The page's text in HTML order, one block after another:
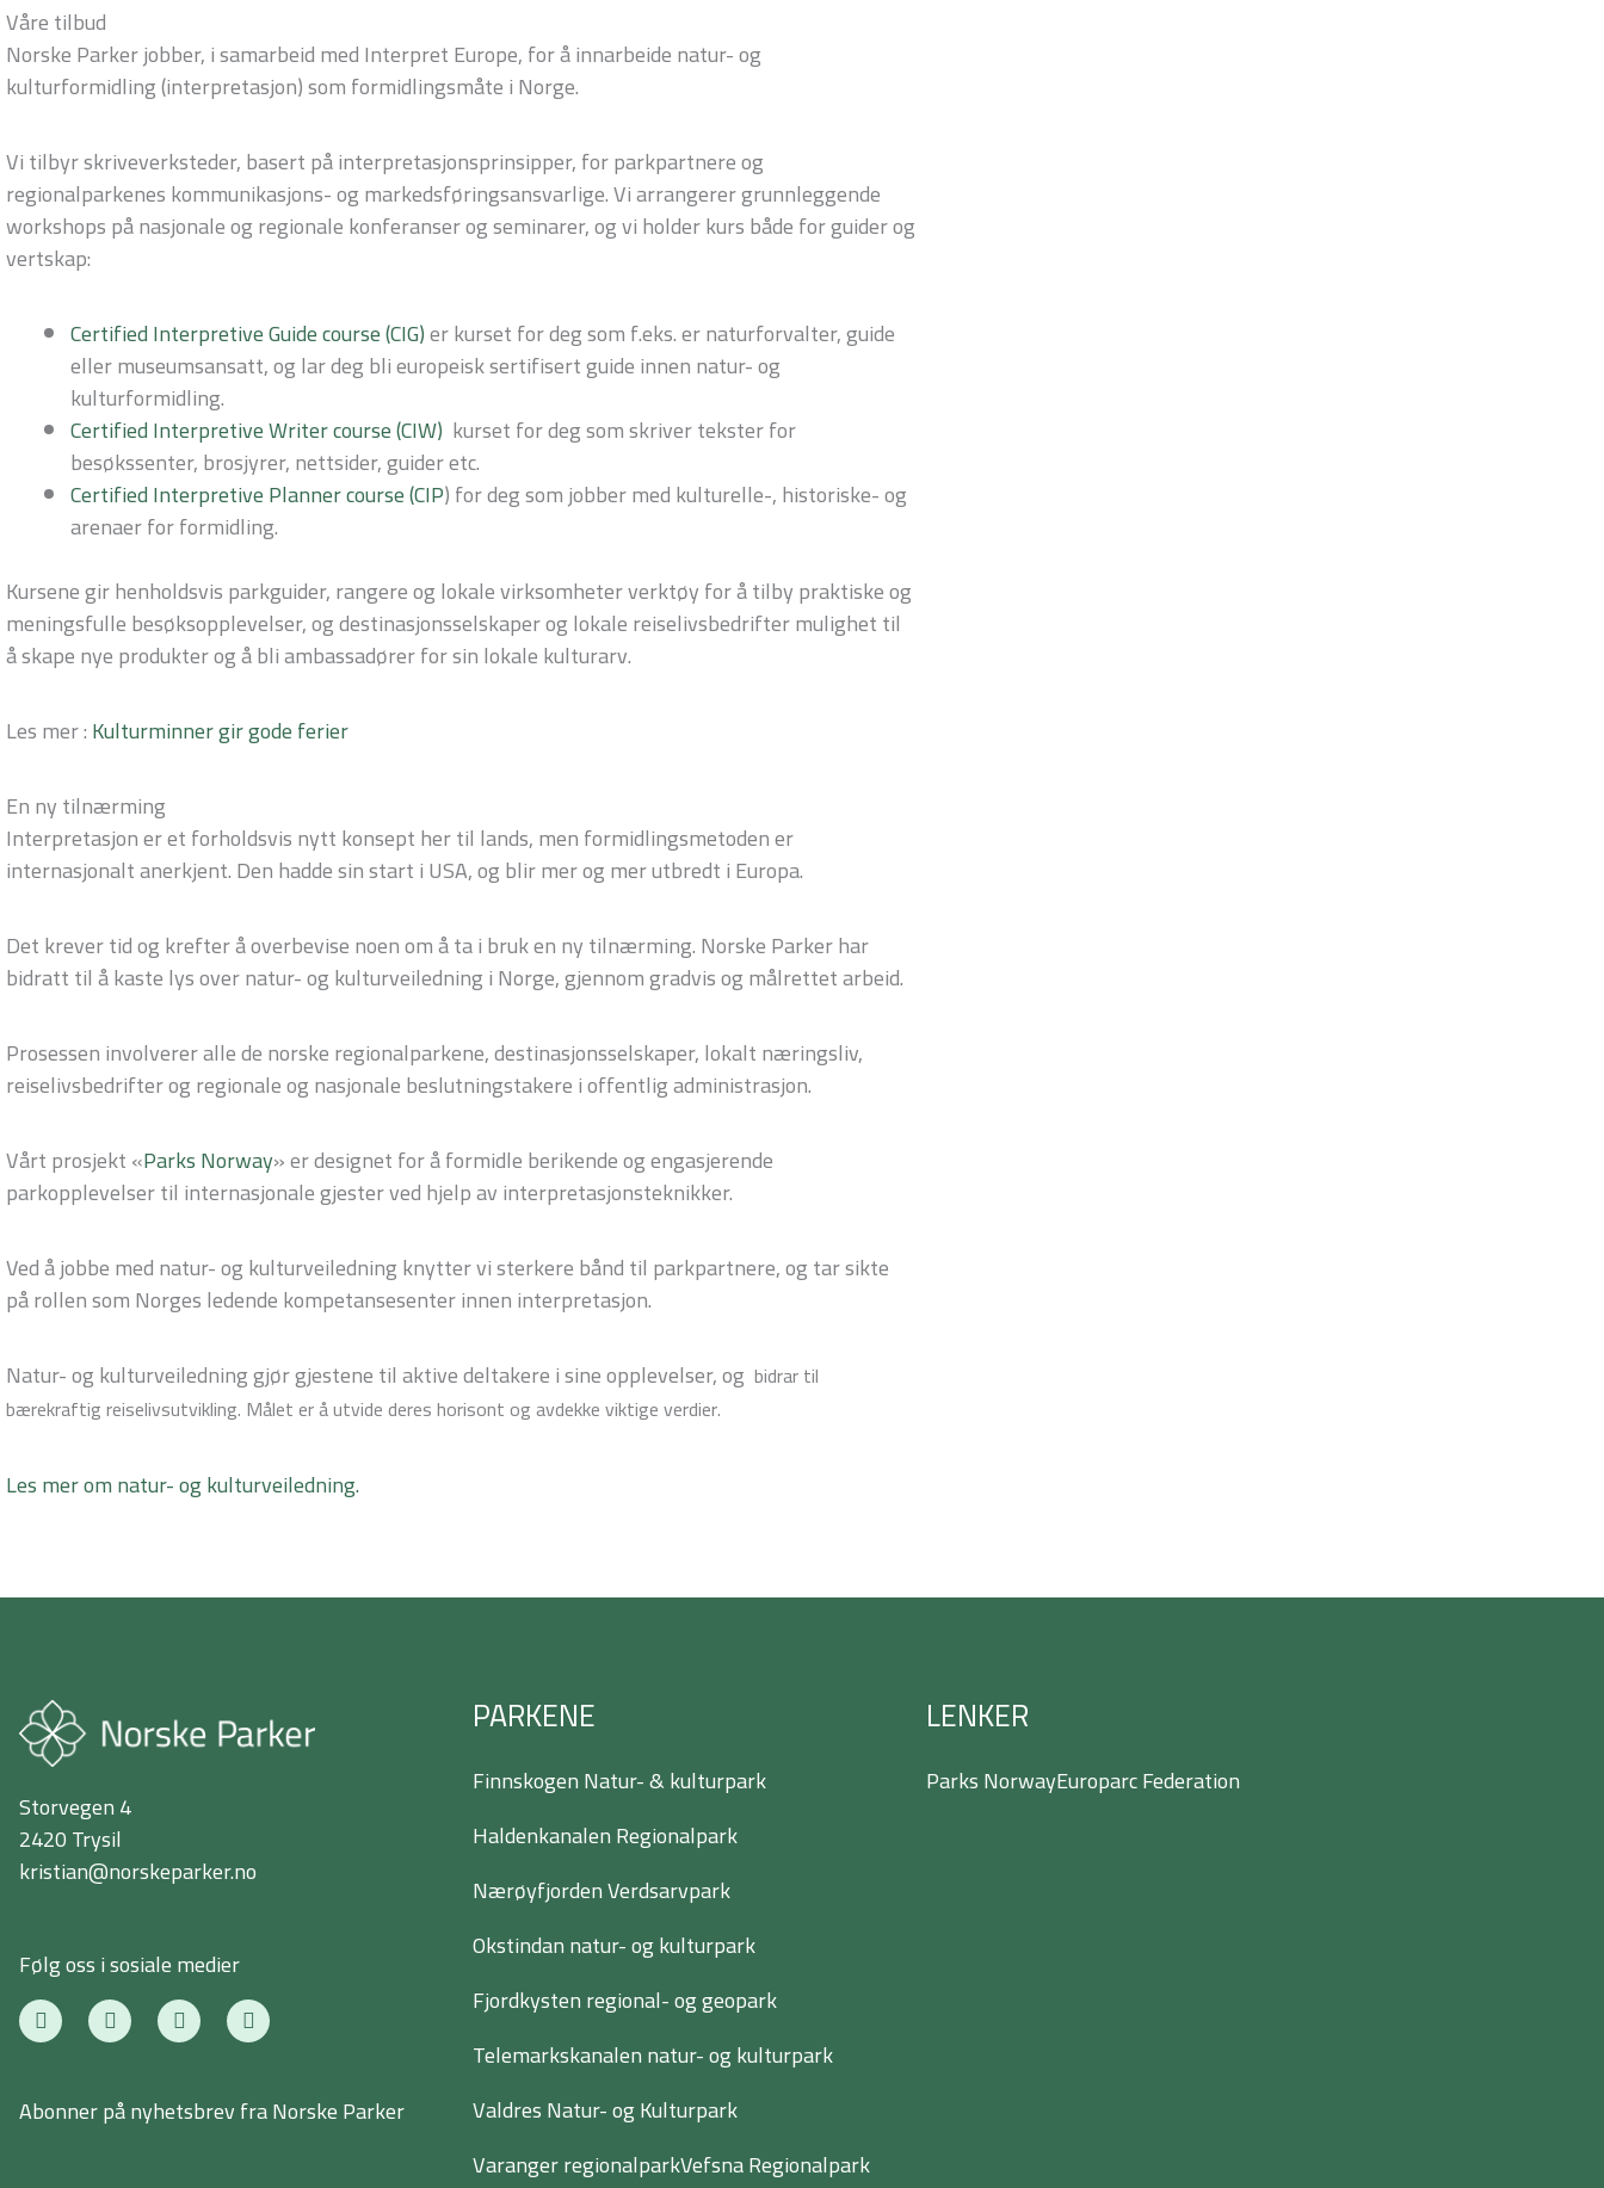
Våre tilbud
Norske Parker jobber, i samarbeid med Interpret Europe, for å innarbeide natur- og
kulturformidling (interpretasjon) som formidlingsmåte i Norge.
Vi tilbyr skriveverksteder, basert på interpretasjonsprinsipper, for parkpartnere og
regionalparkenes kommunikasjons- og markedsføringsansvarlige. Vi arrangerer grunnleggende
workshops på nasjonale og regionale konferanser og seminarer, og vi holder kurs både for guider og
vertskap:
Certified Interpretive Guide course (CIG)er kurset for deg som f.eks. er naturforvalter, guide
eller museumsansatt, og lar deg bli europeisk sertifisert guide innen natur- og
kulturformidling.
Certified Interpretive Writer course (CIW) kurset for deg som skriver tekster for
besøkssenter, brosjyrer, nettsider, guider etc.
Certified Interpretive Planner course (CIP) for deg som jobber med kulturelle-, historiske- og
arenaer for formidling.
Kursene gir henholdsvis parkguider, rangere og lokale virksomheter verktøy for å tilby praktiske og
meningsfulle besøksopplevelser, og destinasjonsselskaper og lokale reiselivsbedrifter mulighet til
å skape nye produkter og å bli ambassadører for sin lokale kulturarv.
Les mer :Kulturminner gir gode ferier
En ny tilnærming
Interpretasjon er et forholdsvis nytt konsept her til lands, men formidlingsmetoden er
internasjonalt anerkjent. Den hadde sin start i USA, og blir mer og mer utbredt i Europa.
Det krever tid og krefter å overbevise noen om å ta i bruk en ny tilnærming. Norske Parker har
bidratt til å kaste lys over natur- og kulturveiledning i Norge, gjennom gradvis og målrettet arbeid.
Prosessen involverer alle de norske regionalparkene, destinasjonsselskaper, lokalt næringsliv,
reiselivsbedrifter og regionale og nasjonale beslutningstakere i offentlig administrasjon.
Vårt prosjekt«Parks Norway» er designet for å formidle berikende og engasjerende
parkopplevelser til internasjonale gjester ved hjelp av interpretasjonsteknikker.
Ved å jobbe med natur- og kulturveiledning knytter vi sterkere bånd til parkpartnere, og tar sikte
på rollen som Norges ledende kompetansesenter innen interpretasjon.
Natur- og kulturveiledning gjør gjestene til aktive deltakere i sine opplevelser, og bidrar til
bærekraftig reiselivsutvikling. Målet er å utvide deres horisont og avdekke viktige verdier.
Les mer om natur- og kulturveiledning.
Storvegen 4
2420 Trysil
kristian@norskeparker.no
Følg oss i sosiale medier
F
a
c
o
T
w
i
e
I
n
s
a
g
L
i
n
e
d
Abonner på nyhetsbrev fra Norske Parker
PARKENE
Finnskogen Natur- & kulturpark
Haldenkanalen Regionalpark
Nærøyfjorden Verdsarvpark
Okstindan natur- og kulturpark
Fjordkysten regional- og geopark
Telemarkskanalen natur- og kulturpark
Valdres Natur- og Kulturpark
Varanger regionalparkVefsna Regionalpark
LENKER
Parks NorwayEuroparc Federation